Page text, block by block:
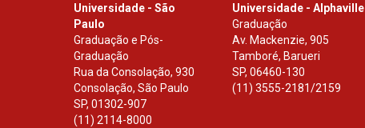
Universidade - São
Paulo
Graduação e Pós-
Graduação
Rua da Consolação, 930
Consolação, São Paulo
SP, 01302-907
(11) 2114-8000
Universidade - Alphaville
Graduação
Av. Mackenzie, 905
Tamboré, Barueri
SP,06460-130
(11) 3555-2181/2159